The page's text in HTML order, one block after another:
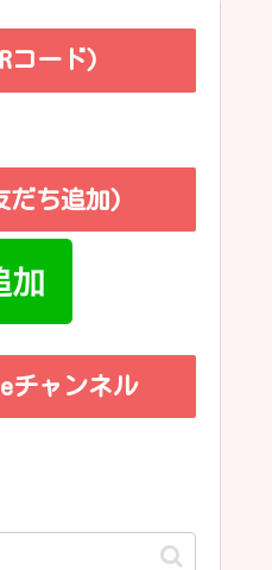
コード)
だち追加)
チャンネル